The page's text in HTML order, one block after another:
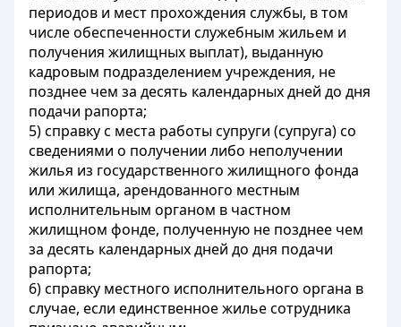
периодов и мест прохождения службы, в том
числе обеспеченности служебным жильем и
получения жилищных выплат), выданную
кадровым подразделением учреждения, не
позднее чем за десять календарных дней до дня
подачи рапорта;
5) справку с места работы супруги (супруга) со
сведениями о получении либо неполучении
жилья из государственного жилищного фонда
или жилища, арендованного местным
исполнительным органом в частном
жилищном фонде, полученную не позднее чем
за десять календарных дней до дня подачи
рапорта;
6) справку местного исполнительного органа в
случае, если единственное жилье сотрудника